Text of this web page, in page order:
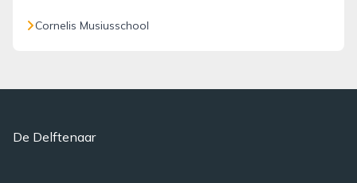
Cornelis Musiusschool
De Delftenaar